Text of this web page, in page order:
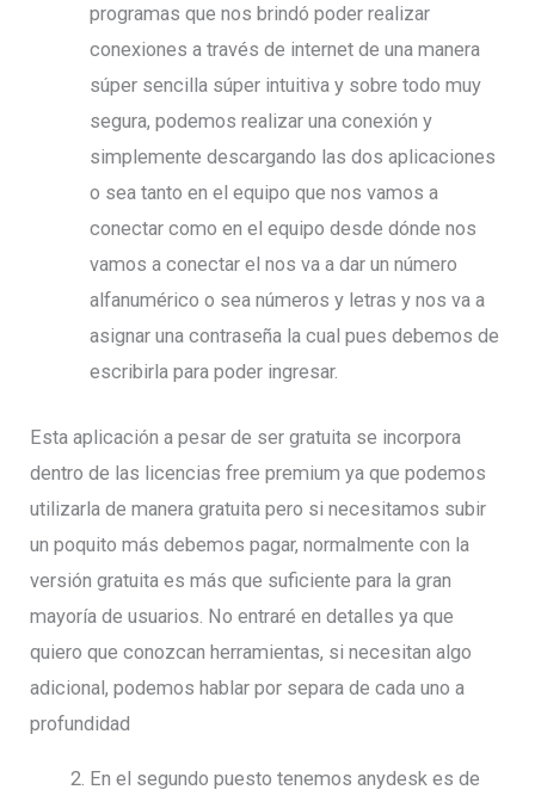
programas que nos brindó poder realizar
conexiones a través de internet de una manera
súper sencilla súper intuitiva y sobre todo muy
segura, podemos realizar una conexión y
simplemente descargando las dos aplicaciones
o sea tanto en el equipo que nos vamos a
conectar como en el equipo desde dónde nos
vamos a conectar el nos va a dar un número
alfanumérico o sea números y letras y nos va a
asignar una contraseña la cual pues debemos de
escribirla para poder ingresar.
Esta aplicación a pesar de ser gratuita se incorpora
dentro de las licencias free premium ya que podemos
utilizarla de manera gratuita pero si necesitamos subir
un poquito más debemos pagar, normalmente con la
versión gratuita es más que suficiente para la gran
mayoría de usuarios. No entraré en detalles ya que
quiero que conozcan herramientas, si necesitan algo
adicional, podemos hablar por separa de cada uno a
profundidad
En el segundo puesto tenemos anydesk es de